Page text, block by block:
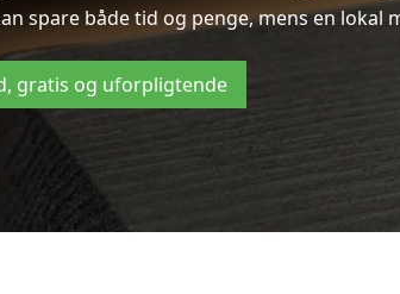
spare både tid og penge, mens en
gratis og uforpligtende